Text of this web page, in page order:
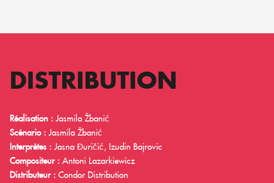
DISTRIBUTION
Réalisation : Jasmila Žbanić
Scénario : Jasmila Žbanić
Interprètes : Jasna Đuričić, Izudin Bajrovic
Compositeur : Antoni Lazarkiewicz
Distributeur : Condor Distribution